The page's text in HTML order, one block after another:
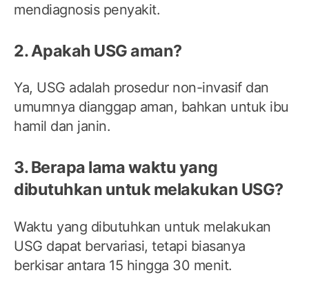
mendiagnosis penyakit.
2. Apakah USG aman?
Ya, USG adalah prosedur non-invasif dan
umumnya dianggap aman, bahkan untuk ibu
hamil dan janin.
3. Berapa lama waktu yang
dibutuhkan untuk melakukan USG?
Waktu yang dibutuhkan untuk melakukan
USG dapat bervariasi, tetapi biasanya
berkisar antara 15 hingga 30 menit.